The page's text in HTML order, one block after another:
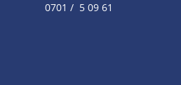
0701 / 5 09 61